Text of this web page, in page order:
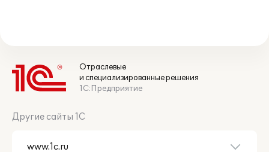
Отраслевые
и специализированные решения
1С:Предприятие
Другие сайты 1С